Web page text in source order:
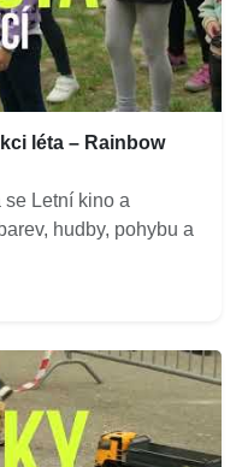
léta – Rainbow
se Letní kino a
hudby, pohybu a